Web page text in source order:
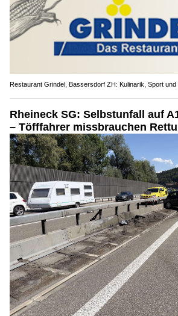
Restaurant Grindel, Bassersdorf ZH: Kulinarik, Sport
Rheineck SG: Selbstunfall auf
– Töfffahrer missbrauchen